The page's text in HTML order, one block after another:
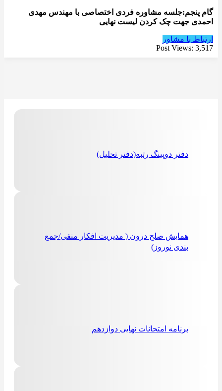
گام پنجم:جلسه مشاوره فردی اختصاصی با مهندس مهدی
احمدی جهت چک کردن لیست نهایی
ارتباط با مشاور
Post Views: 3,517
دفتر دوپینگ رتبه(دفتر تحلیل)
همایش صلح درون ( مدیریت افکار منفی/جمع
بندی نوروز)
برنامه امتحانات نهایی دوازدهم